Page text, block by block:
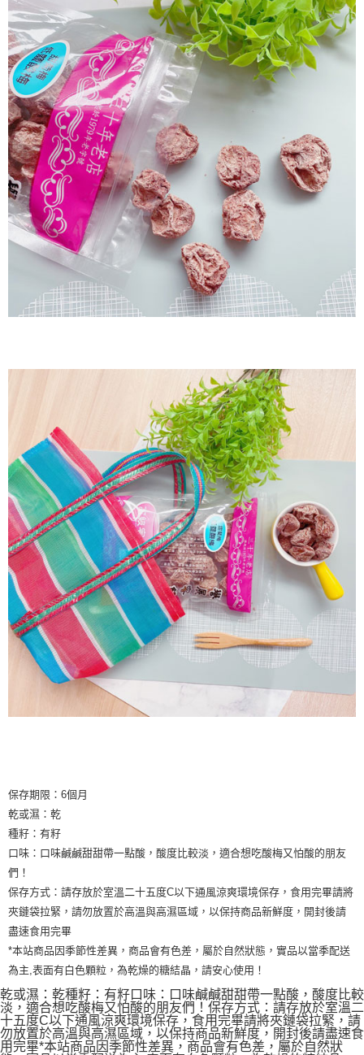
保存期限：6個月
乾或濕：乾
種籽：有籽
口味：口味鹹鹹甜甜帶一點酸，酸度比較淡，適合想吃酸梅又怕酸的朋友
們！
保存方式：請存放於室溫二十五度C以下通風涼爽環境保存，食用完畢請將
夾鏈袋拉緊，請勿放置於高溫與高濕區域，以保持商品新鮮度，開封後請
盡速食用完畢
*本站商品因季節性差異，商品會有色差，屬於自然狀態，實品以當季配送
為主,表面有白色顆粒，為乾燥的糖結晶，請安心使用！
乾或濕：乾種籽：有籽口味：口味鹹鹹甜甜帶一點酸，酸度比較
淡，適合想吃酸梅又怕酸的朋友們！保存方式：請存放於室溫二
十五度C以下通風涼爽環境保存，食用完畢請將夾鏈袋拉緊，請
勿放置於高溫與高濕區域，以保持商品新鮮度，開封後請盡速食
用完畢*本站商品因季節性差異，商品會有色差，屬於自然狀